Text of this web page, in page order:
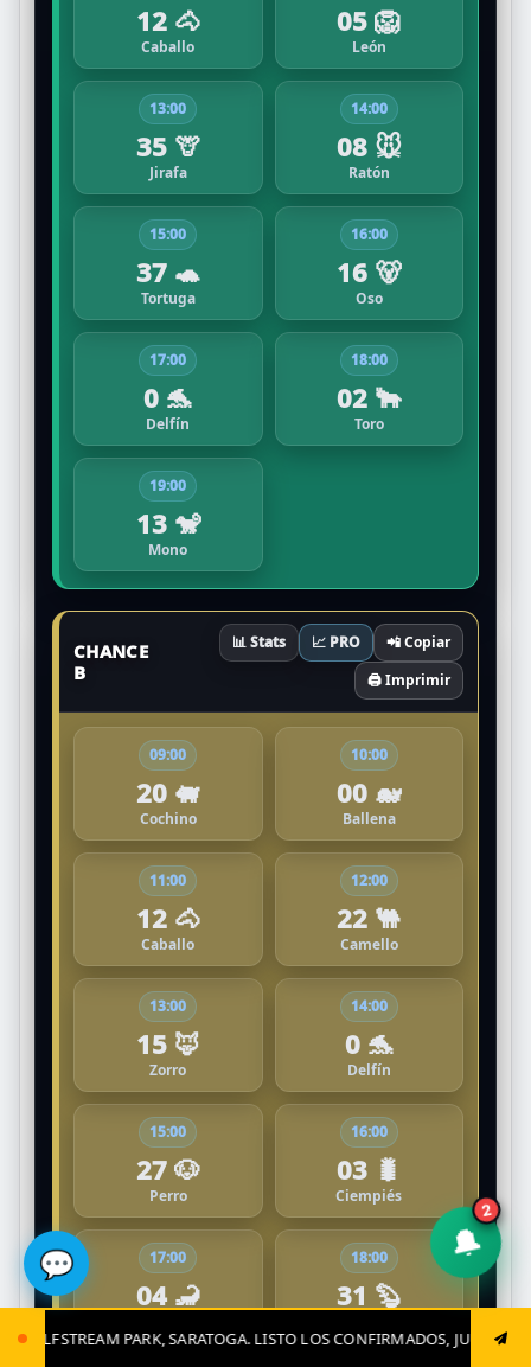
LISTO LOS CONFIRMADOS, JUGADAS CLAVES Y EL GRAN
12 🐴
Caballo
05 🦁
León
13:00
35 🦒
Jirafa
14:00
08 🐭
Ratón
15:00
37 🐢
Tortuga
16:00
16 🐻
Oso
17:00
0 🐬
Delfín
18:00
02 🐂
Toro
19:00
13 🐒
Mono
CHANCE
B
📊 Stats 📈 PRO
📲 Copiar
🖨️ Imprimir
09:00
20 🐖
Cochino
10:00
00 🐋
Ballena
11:00
12 🐴
Caballo
12:00
22 🐫
Camello
13:00
15 🦊
Zorro
14:00
0 🐬
Delfín
15:00
27 🐶
Perro
16:00
03 🐛
Ciempiés
17:00
04 🦂
18:00
31 🦫
🔔
2
💬